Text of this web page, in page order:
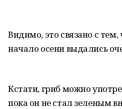
Видимо, это связано с тем,
начало осени выдались
Кстати, гриб можно
пока он не стал зеленым